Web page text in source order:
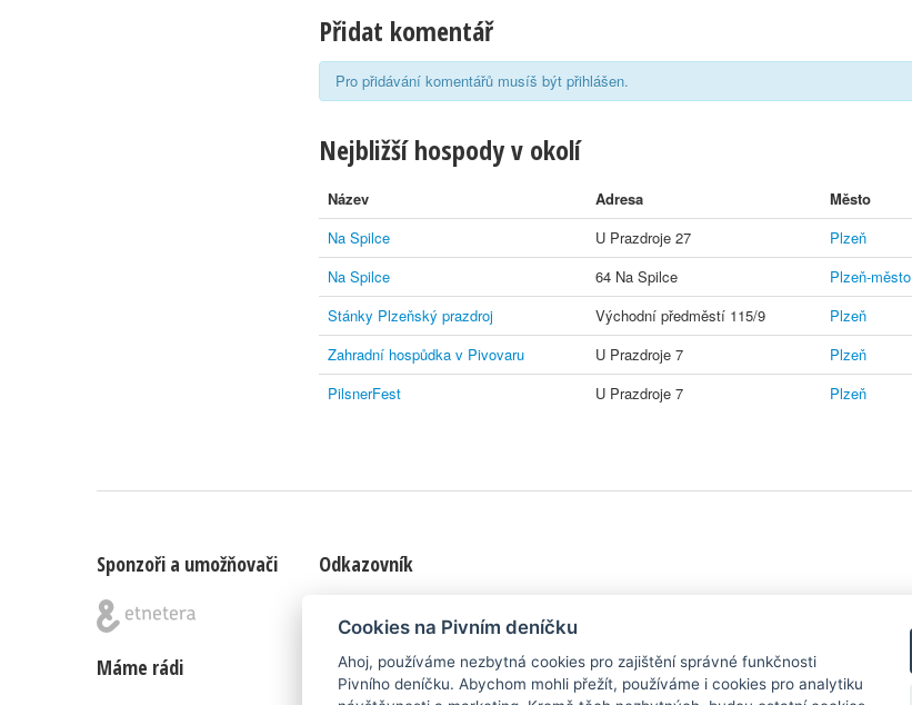
Přidat komentář
Pro přidávání komentářů musíš být přihlášen.
Nejbližší hospody v okolí
Název Adresa Město
Na Spilce
U Prazdroje 27 Plzeň
Na Spilce
64 Na Spilce Plzeň-město
Stánky Plzeňský prazdroj
Východní předměstí 115/9 Plzeň
Zahradní hospůdka v Pivovaru
U Prazdroje 7 Plzeň
PilsnerFest
U Prazdroje 7 Plzeň
Sponzoři a umožňovači Odkazovník
Blog Nápady & připomínky | Aplikace pro
Máme rádi Poznámka pod čarou
Cookies na Pivním deníčku
Ahoj, používáme nezbytná cookies pro zajištění správné funkčnosti
Pivního deníčku. Abychom mohli přežít, používáme i cookies pro analytiku